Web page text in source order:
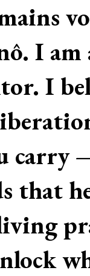
I am
I
carry